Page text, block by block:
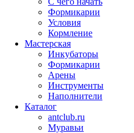
Формикарии
Условия
Кормление
Мастерская
Инкубаторы
Формикарии
Арены
Инструменты
Наполнители
Каталог
antclub.ru
Муравьи